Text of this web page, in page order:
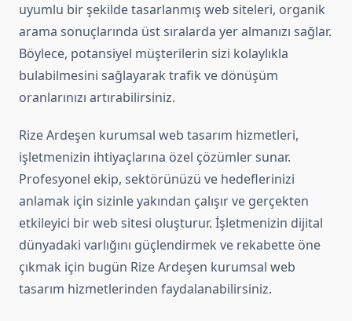
uyumlu bir şekilde tasarlanmış web siteleri, organik
arama sonuçlarında üst sıralarda yer almanızı sağlar.
Böylece, potansiyel müşterilerin sizi kolaylıkla
bulabilmesini sağlayarak trafik ve dönüşüm
oranlarınızı artırabilirsiniz.
Rize Ardeşen kurumsal web tasarım hizmetleri,
işletmenizin ihtiyaçlarına özel çözümler sunar.
Profesyonel ekip, sektörünüzü ve hedeflerinizi
anlamak için sizinle yakından çalışır ve gerçekten
etkileyici bir web sitesi oluşturur. İşletmenizin dijital
dünyadaki varlığını güçlendirmek ve rekabette öne
çıkmak için bugün Rize Ardeşen kurumsal web
tasarım hizmetlerinden faydalanabilirsiniz.